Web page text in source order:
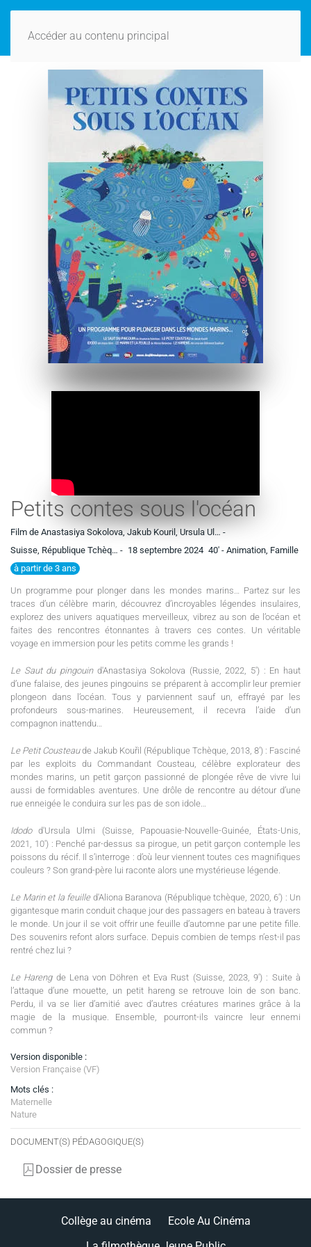
Accéder au contenu principal
Petits contes sous l'océan
Film de Anastasiya Sokolova, Jakub Kouril, Ursula Ul… -
Suisse, République Tchèq… - 18 septembre 2024 40' - Animation, Famille
à partir de 3 ans
Un programme pour plonger dans les mondes marins… Partez sur les
traces d’un célèbre marin, découvrez d’incroyables légendes insulaires,
explorez des univers aquatiques merveilleux, vibrez au son de l’océan et
faites des rencontres étonnantes à travers ces contes. Un véritable
voyage en immersion pour les petits comme les grands !
Le Saut du pingouind'Anastasiya Sokolova (Russie, 2022, 5') : En haut
d’une falaise, des jeunes pingouins se préparent à accomplir leur premier
plongeon dans l’océan. Tous y parviennent sauf un, effrayé par les
profondeurs sous-marines. Heureusement, il recevra l’aide d’un
compagnon inattendu…
Le Petit Cousteaude Jakub Kouřil (République Tchèque, 2013, 8') : Fasciné
par les exploits du Commandant Cousteau, célèbre explorateur des
mondes marins, un petit garçon passionné de plongée rêve de vivre lui
aussi de formidables aventures. Une drôle de rencontre au détour d’une
rue enneigée le conduira sur les pas de son idole…
Idodod'Ursula Ulmi (Suisse, Papouasie-Nouvelle-Guinée, États-Unis,
2021, 10') : Penché par-dessus sa pirogue, un petit garçon contemple les
poissons du récif. Il s’interroge : d’où leur viennent toutes ces magnifiques
couleurs ? Son grand-père lui raconte alors une mystérieuse légende.
Le Marin et la feuilled'Aliona Baranova (République tchèque, 2020, 6') : Un
gigantesque marin conduit chaque jour des passagers en bateau à travers
le monde. Un jour il se voit offrir une feuille d’automne par une petite fille.
Des souvenirs refont alors surface. Depuis combien de temps n’est-il pas
rentré chez lui ?
Le Harengde Lena von Döhren et Eva Rust (Suisse, 2023, 9') : Suite à
l’attaque d’une mouette, un petit hareng se retrouve loin de son banc.
Perdu, il va se lier d’amitié avec d’autres créatures marines grâce à la
magie de la musique. Ensemble, pourront-ils vaincre leur ennemi
commun ?
Version disponible :
Version Française (VF)
Mots clés :
Maternelle
Nature
DOCUMENT(S) PÉDAGOGIQUE(S)
Dossier de presse
Collège au cinéma
Ecole Au Cinéma